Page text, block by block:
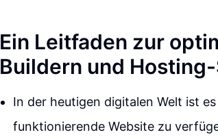
Ein Leitfaden zur
Buildern und
In der heutigen digitalen Welt ist
funktionierende Website zu